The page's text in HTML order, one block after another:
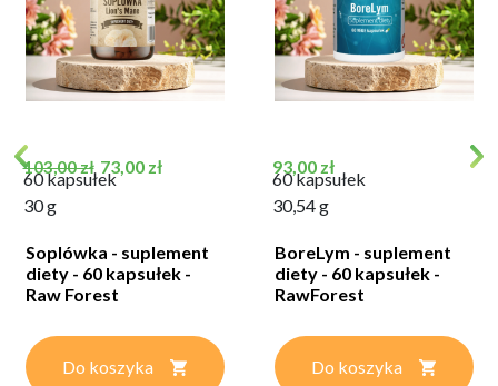
Cena podstawowa
103,00 zł Cena
73,00 zł
60 kapsułek
30 g
Soplówka - suplement
diety - 60 kapsułek -
Raw Forest
Do koszyka
Cena
93,00 zł
60 kapsułek
30,54 g
BoreLym - suplement
diety - 60 kapsułek -
RawForest
Do koszyka